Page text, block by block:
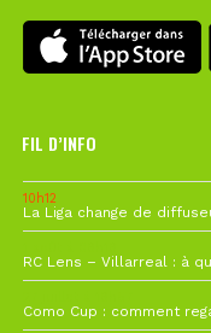
FIL D’INFO
10h12